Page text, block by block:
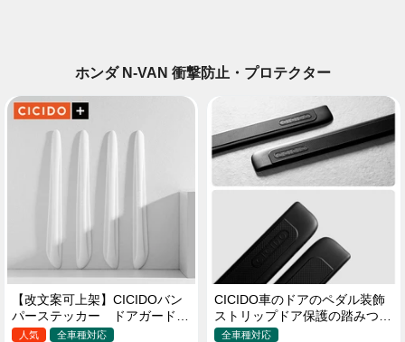
ホンダ N-VAN 衝撃防止・プロテクター
【改文案可上架】CICIDOバン
パーステッカー ドアガード
衝突防止プロテクター 耐スク
人気 全車種対応
CICIDO車のドアのペダル装飾
ストリップドア保護の踏みつけ
防止
全車種対応